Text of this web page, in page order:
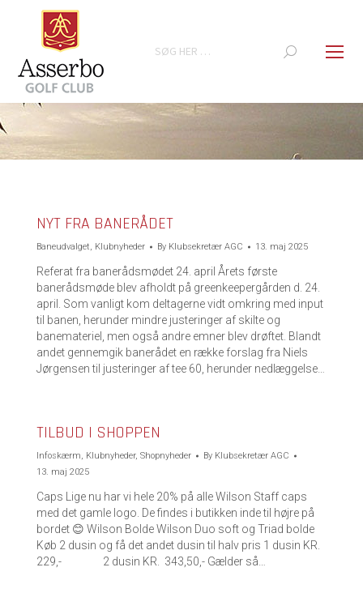
Search:
NYT FRA BANERÅDET
Baneudvalget, Klubnyheder By Klubsekretær AGC 13. maj 2025
Referat fra banerådsmødet 24. april Årets første
banerådsmøde blev afholdt på greenkeepergården d. 24.
april. Som vanligt kom deltagerne vidt omkring med input
til banen, herunder mindre justeringer af skilte og
banemateriel, men også andre emner blev drøftet. Blandt
andet gennemgik banerådet en række forslag fra Niels
Jørgensen til justeringer af tee 60, herunder nedlæggelse…
TILBUD I SHOPPEN
Infoskærm, Klubnyheder, Shopnyheder By Klubsekretær AGC
13. maj 2025
Caps Lige nu har vi hele 20% på alle Wilson Staff caps
med det gamle logo. De findes i butikken inde til højre på
bordet 😊 Wilson Bolde Wilson Duo soft og Triad bolde
Køb 2 dusin og få det andet dusin til halv pris 1 dusin KR.
229,- 2 dusin KR. 343,50,- Gælder så…